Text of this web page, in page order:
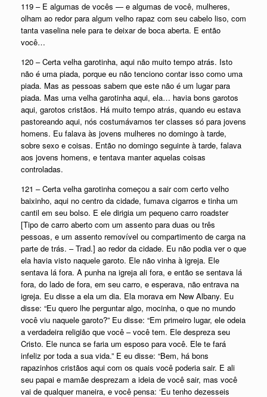
119 – E algumas de vocês — e algumas de você, mulheres,
olham ao redor para algum velho rapaz com seu cabelo liso, com
tanta vaselina nele para te deixar de boca aberta. E então
você…
120 – Certa velha garotinha, aqui não muito tempo atrás. Isto
não é uma piada, porque eu não tenciono contar isso como uma
piada. Mas as pessoas sabem que este não é um lugar para
piada. Mas uma velha garotinha aqui, ela… havia bons garotos
aqui, garotos cristãos. Há muito tempo atrás, quando eu estava
pastoreando aqui, nós costumávamos ter classes só para jovens
homens. Eu falava às jovens mulheres no domingo à tarde,
sobre sexo e coisas. Então no domingo seguinte à tarde, falava
aos jovens homens, e tentava manter aquelas coisas
controladas.
121 – Certa velha garotinha começou a sair com certo velho
baixinho, aqui no centro da cidade, fumava cigarros e tinha um
cantil em seu bolso. E ele dirigia um pequeno carro roadster
[Tipo de carro aberto com um assento para duas ou três
pessoas, e um assento removível ou compartimento de carga na
parte de trás. – Trad.] ao redor da cidade. Eu não podia ver o que
ela havia visto naquele garoto. Ele não vinha à igreja. Ele
sentava lá fora. A punha na igreja ali fora, e então se sentava lá
fora, do lado de fora, em seu carro, e esperava, não entrava na
igreja. Eu disse a ela um dia. Ela morava em New Albany. Eu
disse: “Eu quero lhe perguntar algo, mocinha, o que no mundo
você viu naquele garoto?” Eu disse: “Em primeiro lugar, ele odeia
a verdadeira religião que você – você tem. Ele despreza seu
Cristo. Ele nunca se faria um esposo para você. Ele te fará
infeliz por toda a sua vida.” E eu disse: “Bem, há bons
rapazinhos cristãos aqui com os quais você poderia sair. E ali
seu papai e mamãe desprezam a ideia de você sair, mas você
vai de qualquer maneira, e você pensa: ‘Eu tenho dezesseis